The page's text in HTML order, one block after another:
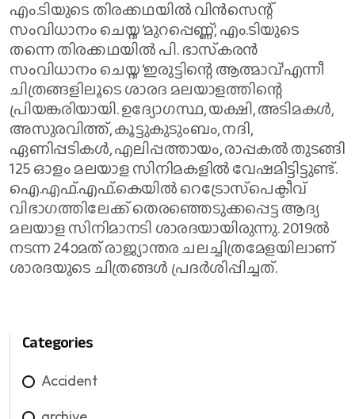
എം.ടിയുടെ തിരക്കഥയില്‍ വിന്‍സെന്റ്
സംവിധാനം ചെയ്ത ‘മുറപ്പെണ്ണ്’, എം.ടിയുടെ
തന്നെ തിരക്കഥയില്‍ പി. ഭാസ്‌കരന്‍
സംവിധാനം ചെയ്ത ‘ഇരുട്ടിന്റെ ആത്മാവ്’എന്നീ
ചിത്രങ്ങളിലൂടെ ശാരദ മലയാളത്തിന്റെ
പ്രിയങ്കരിയായി. ഉദ്യോഗസ്ഥ, യക്ഷി, അടിമകള്‍,
അസുരവിത്ത്, കൂട്ടുകുടുംബം, നദി,
ഏണിപ്പടികള്‍, എലിപ്പത്തായം, രാപ്പകല്‍ തുടങ്ങി
125 ഓളം മലയാള സിനിമകളില്‍ വേഷമിട്ടിട്ടുണ്ട്.
ഐ.എഫ്.എഫ്.കെയില്‍ റെട്രോസ്‌പെക്ടീവ്
വിഭാഗത്തിലേക്ക് തെരഞ്ഞെടുക്കപ്പെട്ട ആദ്യ
മലയാള സിനിമാനടി ശാരദയായിരുന്നു. 2019ല്‍
നടന്ന 24ാമത് രാജ്യാന്തര ചലച്ചിത്രമേളയിലാണ്
ശാരദയുടെ ചിത്രങ്ങള്‍ പ്രദര്‍ശിപ്പിച്ചത്.
Categories
Accident